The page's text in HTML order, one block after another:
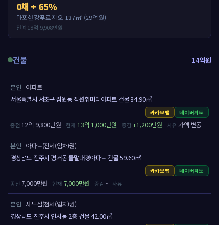
0채 + 65%
마포한강푸르지오 137㎡ (29억원)
잔여 18억 9,908만원
건물 14억원
본인
아파트
서울특별시 서초구 잠원동 잠원훼미리아파트 건물 84.90㎡
카카오맵 네이버지도
12억 9,800만원 13억 1,000만원 +1,200만원 가액 변동
본인
아파트(전세(임차)권)
경상남도 진주시 평거동 들말대경아파트 건물 59.60㎡
카카오맵 네이버지도
7,000만원 7,000만원 -
본인
사무실(전세(임차)권)
경상남도 진주시 인사동 2층 건물 42.00㎡